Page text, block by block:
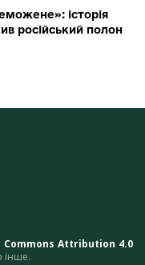
історія
російський полон
Commons Attribution 4.0
інше.